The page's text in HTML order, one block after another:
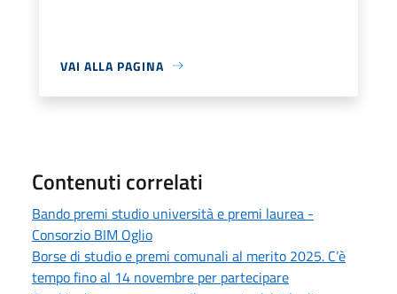
VAI ALLA PAGINA
Contenuti correlati
Bando premi studio università e premi laurea -
Consorzio BIM Oglio
Borse di studio e premi comunali al merito 2025. C’è
tempo fino al 14 novembre per partecipare